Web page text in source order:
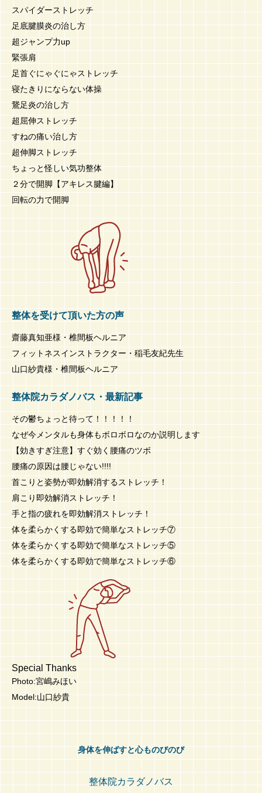
スパイダーストレッチ
足底腱膜炎の治し方
超ジャンプ力up
緊張肩
足首ぐにゃぐにゃストレッチ
寝たきりにならない体操
鵞足炎の治し方
超屈伸ストレッチ
すねの痛い治し方
超伸脚ストレッチ
ちょっと怪しい気功整体
２分で開脚【アキレス腱編】
回転の力で開脚
整体を受けて頂いた方の声
齋藤真知亜様・椎間板ヘルニア
フィットネスインストラクター・稲毛友紀先生
山口紗貴様・椎間板ヘルニア
整体院カラダノバス・最新記事
その鬱ちょっと待って！！！！！
なぜ今メンタルも身体もボロボロなのか説明します
【効きすぎ注意】すぐ効く腰痛のツボ
腰痛の原因は腰じゃない!!!!
首こりと姿勢が即効解消するストレッチ！
肩こり即効解消ストレッチ！
手と指の疲れを即効解消ストレッチ！
体を柔らかくする即効で簡単なストレッチ⑦
体を柔らかくする即効で簡単なストレッチ⑤
体を柔らかくする即効で簡単なストレッチ⑥
Special Thanks
Photo:宮嶋みほい
Model:山口紗貴
身体を伸ばすと心ものびのび
整体院カラダノバス